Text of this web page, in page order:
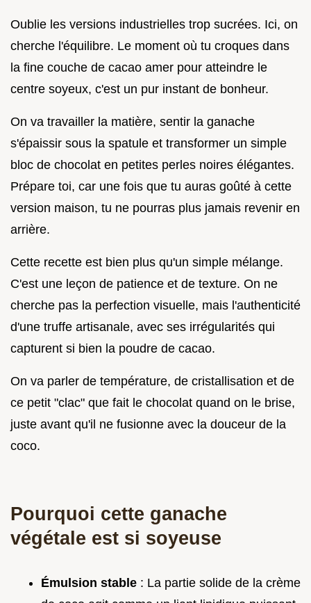
Oublie les versions industrielles trop sucrées. Ici, on
cherche l'équilibre. Le moment où tu croques dans
la fine couche de cacao amer pour atteindre le
centre soyeux, c'est un pur instant de bonheur.
On va travailler la matière, sentir la ganache
s'épaissir sous la spatule et transformer un simple
bloc de chocolat en petites perles noires élégantes.
Prépare toi, car une fois que tu auras goûté à cette
version maison, tu ne pourras plus jamais revenir en
arrière.
Cette recette est bien plus qu'un simple mélange.
C'est une leçon de patience et de texture. On ne
cherche pas la perfection visuelle, mais l'authenticité
d'une truffe artisanale, avec ses irrégularités qui
capturent si bien la poudre de cacao.
On va parler de température, de cristallisation et de
ce petit "clac" que fait le chocolat quand on le brise,
juste avant qu'il ne fusionne avec la douceur de la
coco.
Pourquoi cette ganache
végétale est si soyeuse
Émulsion stable : La partie solide de la crème